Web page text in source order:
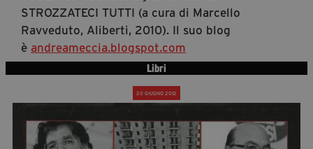
Contatti
segreteria@tramefestival.it
info@tramefestival.it
+39 346 954 4078
STROZZATECI TUTTI (a cura di Marcello
Ravveduto, Aliberti, 2010). Il suo blog
è andreameccia.blogspot.com
Libri
20 GIUGNO 2012